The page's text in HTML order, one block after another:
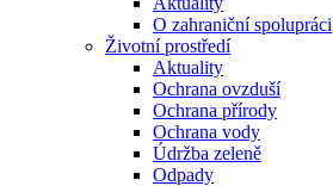
O zahraniční spolupráci
Životní prostředí
Aktuality
Ochrana ovzduší
Ochrana přírody
Ochrana vody
Údržba zeleně
Odpady